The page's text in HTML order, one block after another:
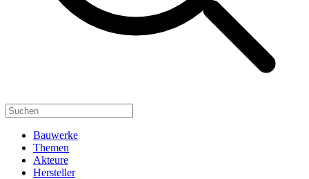
Bauwerke
Themen
Akteure
Hersteller